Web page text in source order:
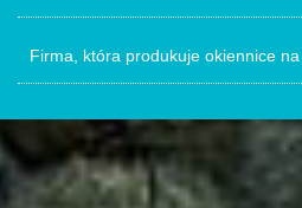
Firma, która produkuje okiennice